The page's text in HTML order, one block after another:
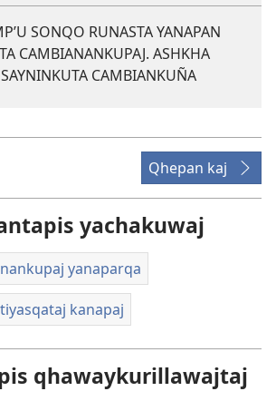
SONQO RUNASTA YANAPAN
CAMBIANANKUPAJ. ASHKHA
CAMBIANKUÑA
Qhepan kaj
yachakuwaj
yanaparqa
kanapaj
qhawaykurillawajtaj